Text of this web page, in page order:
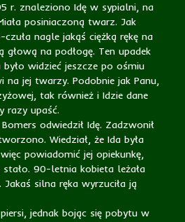
r. znaleziono Idę w sypialni, na
posiniaczoną twarz. Jak
nagle jakąś ciężką rękę na
głową na podłogę. Ten upadek
widzieć jeszcze po ośmiu
na jej twarzy. Podobnie jak Panu,
tak również i Idzie dane
razy upaść.
odwiedził Idę. Zadzwonił
Wiedział, że Ida była
powiadomić jej opiekunkę,
stało. 90-letnia kobieta leżała
Jakaś silna ręka wyrzuciła ją
jednak bojąc się pobytu w